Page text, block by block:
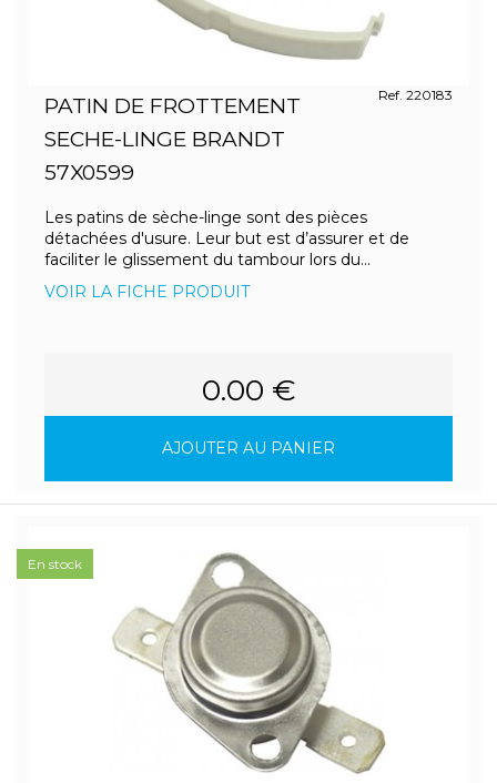
PATIN DE FROTTEMENT
SECHE-LINGE BRANDT
57X0599
Ref. 220183
Les patins de sèche-linge sont des pièces
détachées d'usure. Leur but est d’assurer et de
faciliter le glissement du tambour lors du...
VOIR LA FICHE PRODUIT
0.00 €
AJOUTER AU PANIER
En stock